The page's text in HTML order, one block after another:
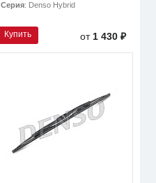
Серия: Denso Hybrid
Купить от 1 430 ₽